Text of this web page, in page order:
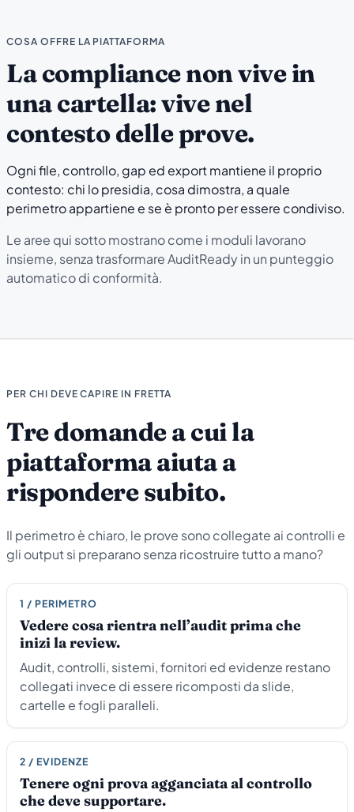
COSA OFFRE LA PIATTAFORMA
La compliance non vive in
una cartella: vive nel
contesto delle prove.
Ogni file, controllo, gap ed export mantiene il proprio
contesto: chi lo presidia, cosa dimostra, a quale
perimetro appartiene e se è pronto per essere condiviso.
Le aree qui sotto mostrano come i moduli lavorano
insieme, senza trasformare AuditReady in un punteggio
automatico di conformità.
PER CHI DEVE CAPIRE IN FRETTA
Tre domande a cui la
piattaforma aiuta a
rispondere subito.
Il perimetro è chiaro, le prove sono collegate ai controlli e
gli output si preparano senza ricostruire tutto a mano?
1 / PERIMETRO
Vedere cosa rientra nell’audit prima che
inizi la review.
Audit, controlli, sistemi, fornitori ed evidenze restano
collegati invece di essere ricomposti da slide,
cartelle e fogli paralleli.
2 / EVIDENZE
Tenere ogni prova agganciata al controllo
che deve supportare.